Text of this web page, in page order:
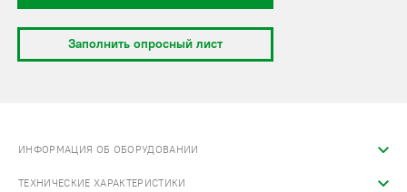
Заполнить опросный лист
ИНФОРМАЦИЯ ОБ ОБОРУДОВАНИИ
ТЕХНИЧЕСКИЕ ХАРАКТЕРИСТИКИ